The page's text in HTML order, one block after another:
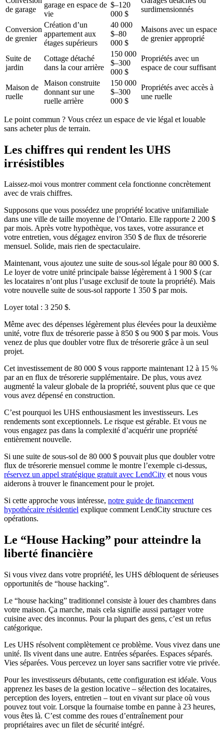
de garage
garage en espace de
vie
$–120
000 $
surdimensionnés
Conversion
de grenier
Création d’un
appartement aux
étages supérieurs
40 000
$–80
000 $
Maisons avec un espace
de grenier approprié
Suite de
jardin
Cottage détaché
dans la cour arrière
150 000
$–300
000 $
Propriétés avec un
espace de cour suffisant
Maison de
ruelle
Maison construite
donnant sur une
ruelle arrière
150 000
$–300
000 $
Propriétés avec accès à
une ruelle
Le point commun ? Vous créez un espace de vie légal et louable
sans acheter plus de terrain.
Les chiffres qui rendent les UHS
irrésistibles
Laissez-moi vous montrer comment cela fonctionne concrètement
avec de vrais chiffres.
Supposons que vous possédez une propriété locative unifamiliale
dans une ville de taille moyenne de l’Ontario. Elle rapporte 2 200 $
par mois. Après votre hypothèque, vos taxes, votre assurance et
votre entretien, vous dégagez environ 350 $ de flux de trésorerie
mensuel. Solide, mais rien de spectaculaire.
Maintenant, vous ajoutez une suite de sous-sol légale pour 80 000 $.
Le loyer de votre unité principale baisse légèrement à 1 900 $ (car
les locataires n’ont plus l’usage exclusif de toute la propriété). Mais
votre nouvelle suite de sous-sol rapporte 1 350 $ par mois.
Loyer total : 3 250 $.
Même avec des dépenses légèrement plus élevées pour la deuxième
unité, votre flux de trésorerie passe à 850 $ ou 900 $ par mois. Vous
venez de plus que doubler votre flux de trésorerie grâce à un seul
projet.
Cet investissement de 80 000 $ vous rapporte maintenant 12 à 15 %
par an en flux de trésorerie supplémentaire. De plus, vous avez
augmenté la valeur globale de la propriété, souvent plus que ce que
vous avez dépensé en construction.
C’est pourquoi les UHS enthousiasment les investisseurs. Les
rendements sont exceptionnels. Le risque est gérable. Et vous ne
vous engagez pas dans la complexité d’acquérir une propriété
entièrement nouvelle.
Si une suite de sous-sol de 80 000 $ pouvait plus que doubler votre
flux de trésorerie mensuel comme le montre l’exemple ci-dessus,
réservez un appel stratégique gratuit avec LendCity et nous vous
aiderons à trouver le financement pour le projet.
Si cette approche vous intéresse, notre guide de financement
hypothécaire résidentiel explique comment LendCity structure ces
opérations.
Le “House Hacking” pour atteindre la
liberté financière
Si vous vivez dans votre propriété, les UHS débloquent de sérieuses
opportunités de “house hacking”.
Le “house hacking” traditionnel consiste à louer des chambres dans
votre maison. Ça marche, mais cela signifie aussi partager votre
cuisine avec des inconnus. Pour la plupart des gens, c’est un refus
catégorique.
Les UHS résolvent complètement ce problème. Vous vivez dans une
unité. Ils vivent dans une autre. Entrées séparées. Espaces séparés.
Vies séparées. Vous percevez un loyer sans sacrifier votre vie privée.
Pour les investisseurs débutants, cette configuration est idéale. Vous
apprenez les bases de la gestion locative – sélection des locataires,
perception des loyers, entretien – tout en vivant sur place où vous
pouvez tout voir. Lorsque la fournaise tombe en panne à 23 heures,
vous êtes là. C’est comme des roues d’entraînement pour
propriétaires avec un filet de sécurité intégré.